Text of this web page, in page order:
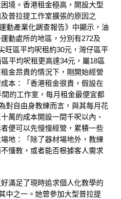
境。 香港租金極高， 開設大型
普拉提工作室擴張的原因之
動產業化調查報告》中顯示， 油
動處所的地區，分別有272及
旺區平均呎租約30元，灣仔區平
平均呎租更高達34元，屬18區
金昂貴的情況下，剛開始經營
本：「香港租金很貴，假設在
的工作室，每月租金最便宜都
對自由身教練而言，與其每月花
萬的成本開設一間千呎以內、
便可以先慢慢經營，累積一些
地：「 除了器材場地外，教練
懂教，或者能否根據客人需求
滿足了現時追求個人化教學的
中之一。她曾參加大型普拉提